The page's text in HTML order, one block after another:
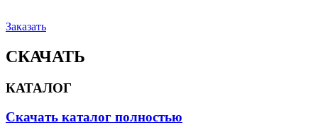
Заказать
СКАЧАТЬ
КАТАЛОГ
Скачать каталог полностью